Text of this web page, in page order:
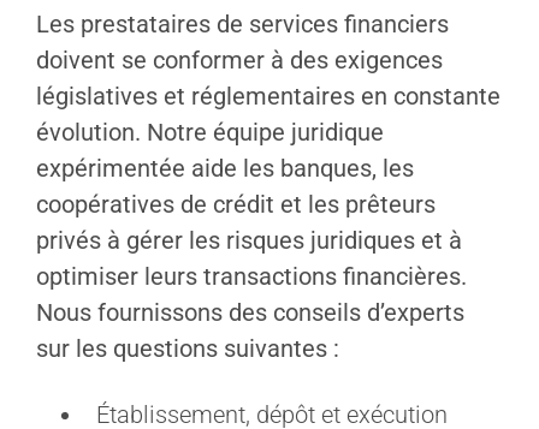
Les prestataires de services financiers
doivent se conformer à des exigences
législatives et réglementaires en constante
évolution. Notre équipe juridique
expérimentée aide les banques, les
coopératives de crédit et les prêteurs
privés à gérer les risques juridiques et à
optimiser leurs transactions financières.
Nous fournissons des conseils d’experts
sur les questions suivantes :
Établissement, dépôt et exécution